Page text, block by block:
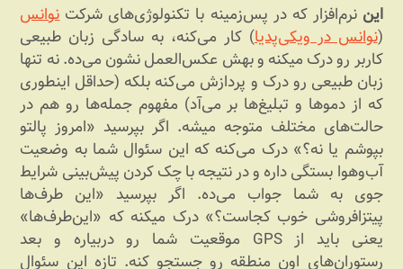
این نرم‌افزار که در پس‌زمینه با تکنولوژی‌های شرکتنوانس
(نوانس در ویکی‌پدیا) کار می‌کنه، به سادگی زبان طبیعی
کاربر رو درک میکنه و بهش عکس‌العمل نشون می‌ده. نه تنها
زبان طبیعی رو درک و پردازش می‌کنه بلکه (حداقل اینطوری
که از دموها و تبلیغ‌ها بر می‌آد) مفهوم جمله‌ها رو هم در
حالت‌های مختلف متوجه میشه. اگر بپرسید «امروز پالتو
بپوشم یا نه؟» درک می‌کنه که این سئوال شما به وضعیت
آب‌وهوا بستگی داره و در نتیجه با چک کردن پیش‌بینی شرایط
جوی به شما جواب می‌ده. اگر بپرسید «این طرف‌ها
پیتزافروشی خوب کجاست؟» درک میکنه که «این‌طرف‌ها»
یعنی باید از GPS موقعیت شما رو دربیاره و بعد
رستوران‌های اون منطقه رو جستجو کنه. تازه این سئوال